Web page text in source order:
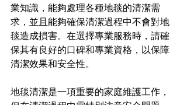
業知識，能夠處理各種地毯的清潔需
求，並且能夠確保清潔過程中不會對地
毯造成損害。在選擇專業服務時，請確
保其有良好的口碑和專業資格，以保障
清潔效果和安全性。
地毯清潔是一項重要的家庭維護工作，